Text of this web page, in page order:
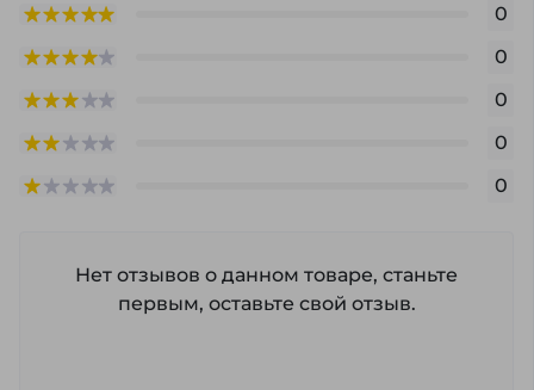
0
0
0
0
0
Нет отзывов о данном товаре, станьте
первым, оставьте свой отзыв.